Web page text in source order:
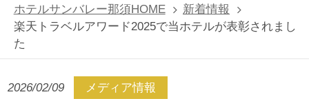
ホテルサンバレー那須HOME
新着情報
楽天トラベルアワード2025で当ホテルが表彰されまし
た
2026/02/09 メディア情報